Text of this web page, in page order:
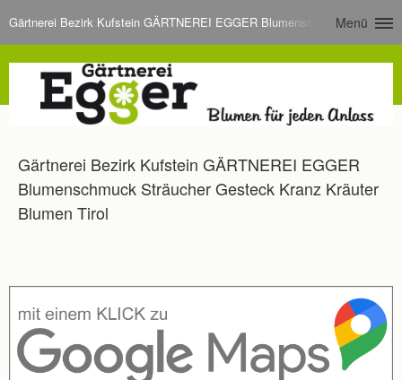
Gärtnerei Bezirk Kufstein GÄRTNEREI EGGER BlumenschmuckMenü
Gärtnerei Bezirk Kufstein GÄRTNEREI EGGER
Blumenschmuck Sträucher Gesteck Kranz Kräuter
Blumen Tirol